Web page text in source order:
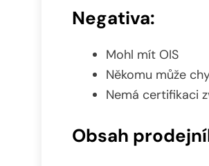
Negativa:
Mohl mít OIS
Někomu může
Nemá certifikaci
Obsah